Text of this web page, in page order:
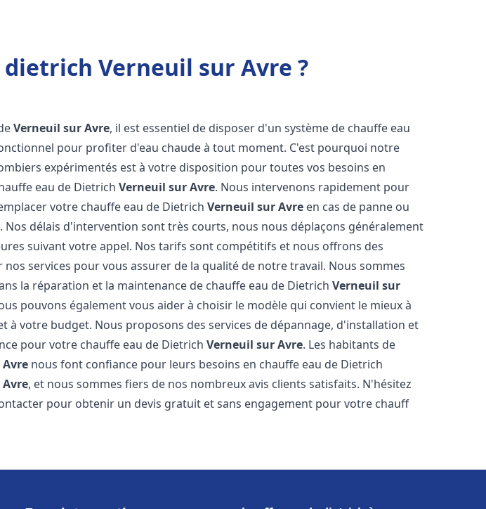
Verneuil sur Avre ?
Verneuil sur Avre, il est essentiel de disposer d'un système de chauffe eau
pour profiter d'eau chaude à tout moment. C'est pourquoi notre
expérimentés est à votre disposition pour toutes vos besoins en
eau de DietrichVerneuil sur Avre. Nous intervenons rapidement pour
votre chauffe eau de DietrichVerneuil sur Avre en cas de panne ou
Nos délais d'intervention sont très courts, nous nous déplaçons généralement
suivant votre appel. Nos tarifs sont compétitifs et nous offrons des
nos services pour vous assurer de la qualité de notre travail. Nous sommes
la réparation et la maintenance de chauffe eau de DietrichVerneuil sur
pouvons également vous aider à choisir le modèle qui convient le mieux à
à votre budget. Nous proposons des services de dépannage, d'installation et
pour votre chauffe eau de DietrichVerneuil sur Avre. Les habitants de
nous font confiance pour leurs besoins en chauffe eau de Dietrich
, et nous sommes fiers de nos nombreux avis clients satisfaits. N'hésitez
pour obtenir un devis gratuit et sans engagement pour votre chauff